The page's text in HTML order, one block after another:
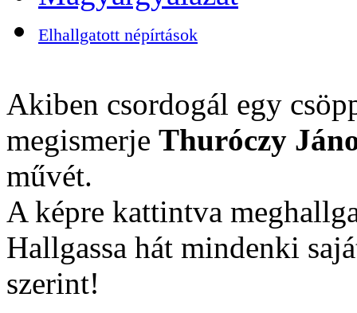
Elhallgatott népírtások
Akiben csordogál egy
megismerje Thuróczy
művét.
A képre kattintva
Hallgassa hát mindenki
szerint!